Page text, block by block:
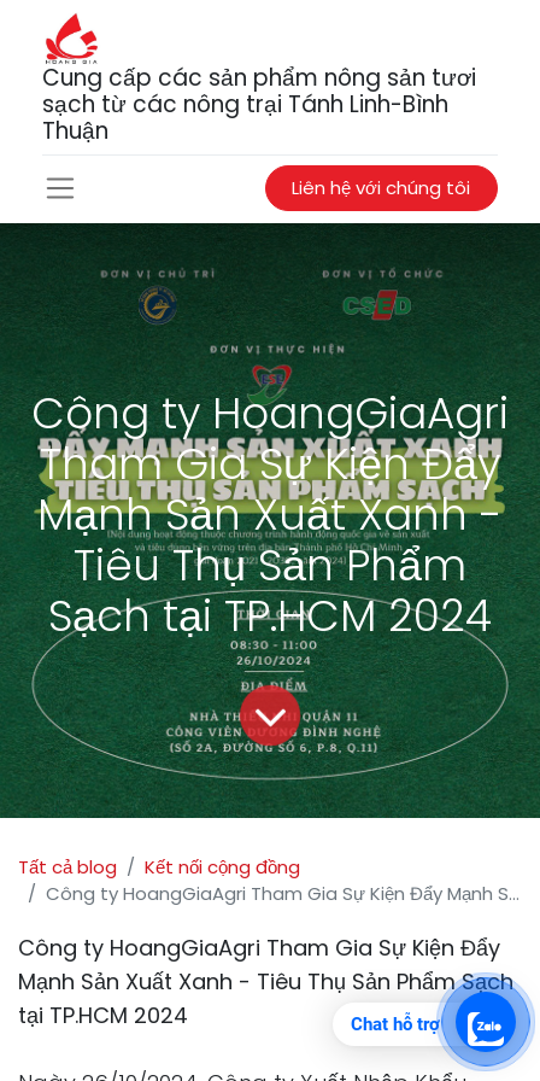
Cung cấp các sản phẩm nông sản tươi
sạch từ các nông trại Tánh Linh-Bình
Thuận
Liên hệ với chúng tôi
Công ty HoangGiaAgri
Tham Gia Sự Kiện Đẩy
Mạnh Sản Xuất Xanh -
Tiêu Thụ Sản Phẩm
Sạch tại TP.HCM 2024
Tất cả blog
Kết nối cộng đồng
Công ty HoangGiaAgri Tham Gia Sự Kiện Đẩy Mạnh Sản Xuất Xanh - Tiêu Thụ Sản Phẩm Sạch tại TP.HCM 2024
Công ty HoangGiaAgri Tham Gia Sự Kiện Đẩy
Mạnh Sản Xuất Xanh - Tiêu Thụ Sản Phẩm Sạch
tại TP.HCM 2024
Chat hỗ trợ